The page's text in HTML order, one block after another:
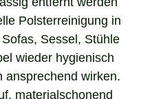
Polsterreinigung in
Sessel, Stühle
wieder hygienisch
wirken.
materialschonend